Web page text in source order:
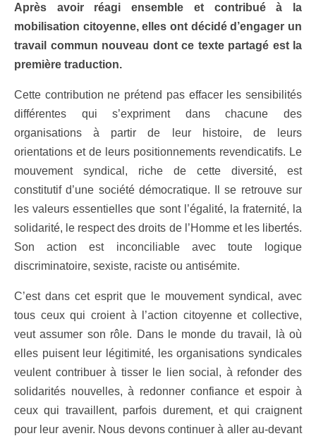
Après avoir réagi ensemble et contribué à la
mobilisation citoyenne, elles ont décidé d’engager un
travail commun nouveau dont ce texte partagé est la
première traduction.
Cette contribution ne prétend pas effacer les sensibilités
différentes qui s’expriment dans chacune des
organisations à partir de leur histoire, de leurs
orientations et de leurs positionnements revendicatifs. Le
mouvement syndical, riche de cette diversité, est
constitutif d’une société démocratique. Il se retrouve sur
les valeurs essentielles que sont l’égalité, la fraternité, la
solidarité, le respect des droits de l’Homme et les libertés.
Son action est inconciliable avec toute logique
discriminatoire, sexiste, raciste ou antisémite.
C’est dans cet esprit que le mouvement syndical, avec
tous ceux qui croient à l’action citoyenne et collective,
veut assumer son rôle. Dans le monde du travail, là où
elles puisent leur légitimité, les organisations syndicales
veulent contribuer à tisser le lien social, à refonder des
solidarités nouvelles, à redonner confiance et espoir à
ceux qui travaillent, parfois durement, et qui craignent
pour leur avenir. Nous devons continuer à aller au-devant